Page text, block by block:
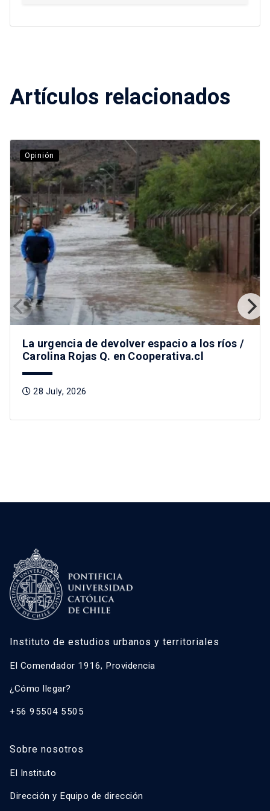
Artículos relacionados
Opinión
La urgencia de devolver espacio a los ríos /
Carolina Rojas Q. en Cooperativa.cl
28 July, 2026
Instituto de estudios urbanos y territoriales
El Comendador 1916, Providencia
¿Cómo llegar?
+56 95504 5505
Sobre nosotros
El Instituto
Dirección y Equipo de dirección